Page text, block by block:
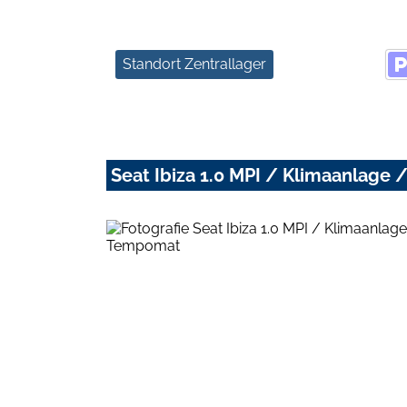
Standort Zentrallager
Seat Ibiza 1.0 MPI / Klimaanlage